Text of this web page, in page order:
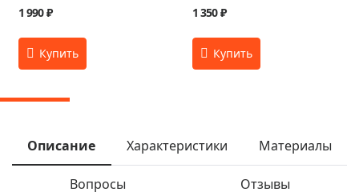
1 990 ₽ 1 350 ₽
Описание Характеристики Материалы
Вопросы Отзывы